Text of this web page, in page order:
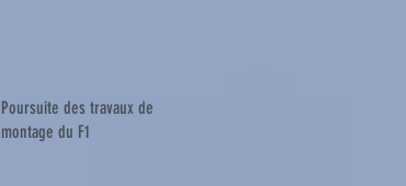
Poursuite des travaux de
montage du F1